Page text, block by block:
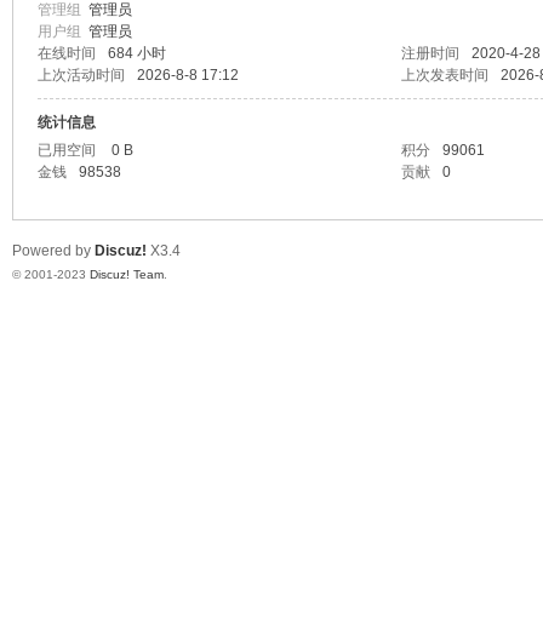
2
管理组 管理员
用户组 管理员
在线时间
684 小时 注册时间
2020-4-
上次活动时间
2026-8-8 17:12 上次发表时间 2026-
统计信息
已用空间
0 B 积分
99061
金钱
98538 贡献 0
Powered by Discuz! X3.4
© 2001-2023 Discuz! Team